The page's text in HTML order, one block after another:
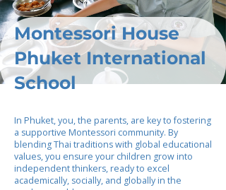
Montessori House
Phuket International
School
In Phuket, you, the parents, are key to fostering
a supportive Montessori community. By
blending Thai traditions with global educational
values, you ensure your children grow into
independent thinkers, ready to excel
academically, socially, and globally in the